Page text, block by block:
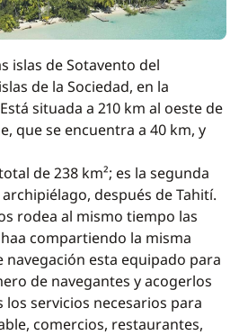
islas de Sotavento del
de la Sociedad, en la
situada a 210 km al oeste de
que se encuentra a 40 km, y
de 238 km²; es la segunda
después de Tahití.
rodea al mismo tiempo las
compartiendo la misma
navegación esta equipado para
de navegantes y acogerlos
servicios necesarios para
comercios, restaurantes,